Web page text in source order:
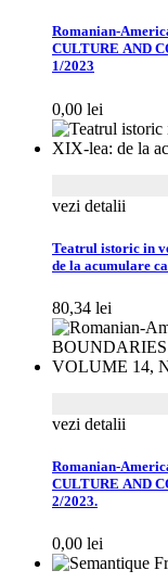
Romanian-
CULTURE AND
1/2023
0,00 lei
vezi detalii
Teatrul istoric in
de la acumulare
80,34 lei
vezi detalii
Romanian-
CULTURE AND
2/2023.
0,00 lei